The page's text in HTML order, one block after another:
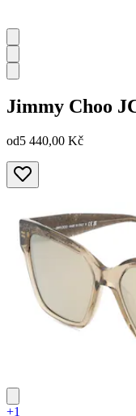
Jimmy Choo
od5 440,00 Kč
+1